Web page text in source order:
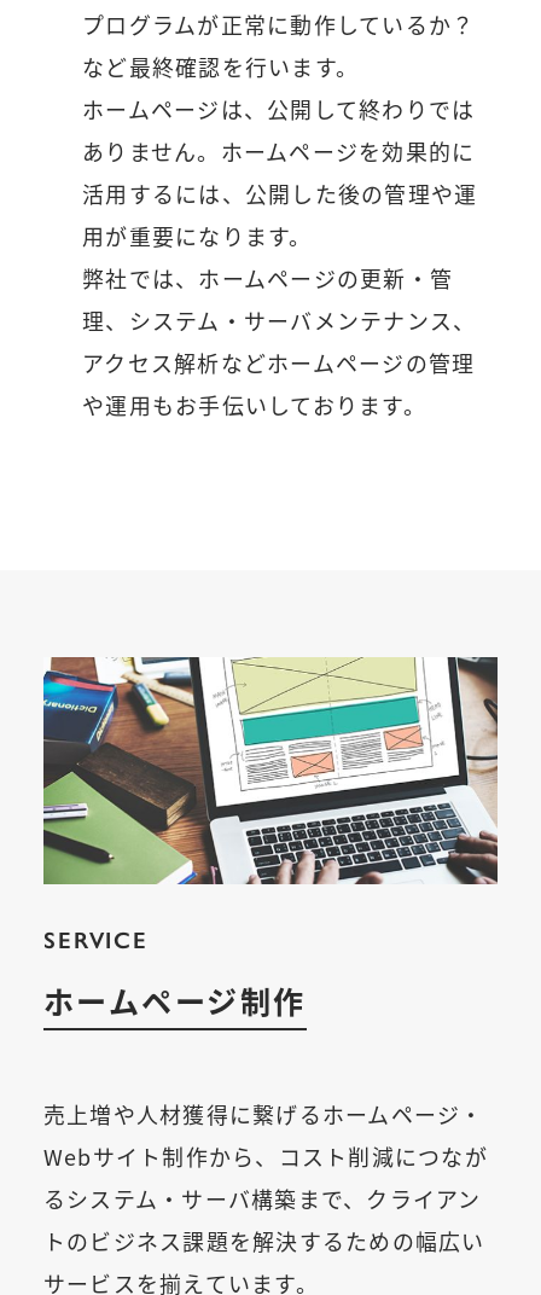
プログラムが正常に動作しているか？
など最終確認を行います。
ホームページは、公開して終わりでは
ありません。ホームページを効果的に
活用するには、公開した後の管理や運
用が重要になります。
弊社では、ホームページの更新・管
理、システム・サーバメンテナンス、
アクセス解析などホームページの管理
や運用もお手伝いしております。
SERVICE
ホームページ制作
売上増や人材獲得に繋げるホームページ・
Webサイト制作から、コスト削減につなが
るシステム・サーバ構築まで、クライアン
トのビジネス課題を解決するための幅広い
サービスを揃えています。